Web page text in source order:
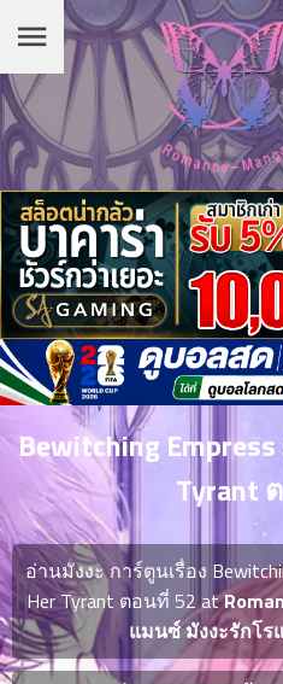
หน้าแรก
หมวดมังงะ
รายชื่อมังงะ Romance
เกาหลี
จีน
ญี่ปุ่น
จบแล้ว
Bewitching
Tyrant
อ่านมังงะ การ์ตูนเรื่อง
Her Tyrant ตอนที่ 52 at
แมนซ์ มังงะรักโ
Chapter
List
1
ตอน
ที่
น
2
ตอน
ที่
น
3
ตอน
ที่
ม
4
ตอน
5
ตอน
ที่
น
6
ตอน